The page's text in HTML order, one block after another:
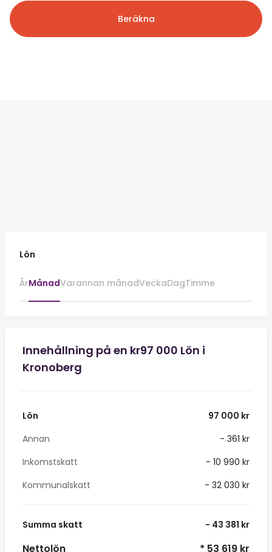
Beräkna
Lön
ÅrMånadVarannan månadVeckaDagTimme
Innehållning på en kr97 000 Lön i
Kronoberg
Lön
97 000 kr
Annan
- 361 kr
Inkomstskatt
- 10 990 kr
Kommunalskatt
- 32 030 kr
Summa skatt - 43 381 kr
Nettolön * 53 619 kr